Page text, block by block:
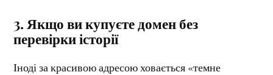
3. Якщо ви купуєте домен без
перевірки історії
Іноді за красивою адресою ховається «темне